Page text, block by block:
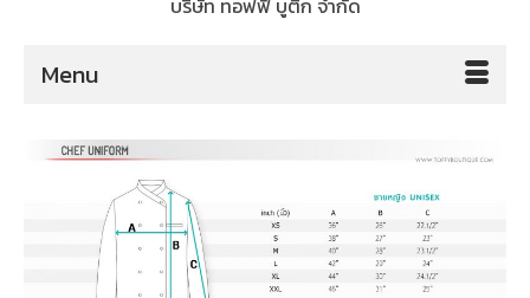
บริษัท ทอฟฟี่ บูติก จำกัด
Menu